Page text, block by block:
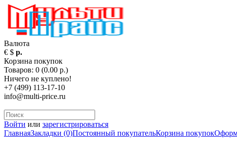
Валюта
€ $ р.
Корзина покупок
Товаров: 0 (0.00 р.)
Ничего не куплено!
+7 (499) 113-17-10
info@multi-price.ru
Войти или зарегистрироваться
ГлавнаяЗакладки (0)Постоянный покупательКорзина покупок